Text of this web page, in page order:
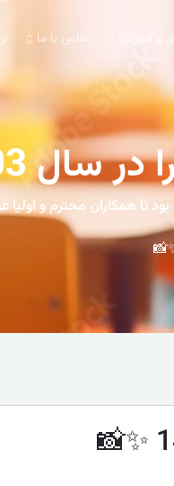
و آموزش تماس با ما
1403 ✨📸
بود تا همکاران محترم و